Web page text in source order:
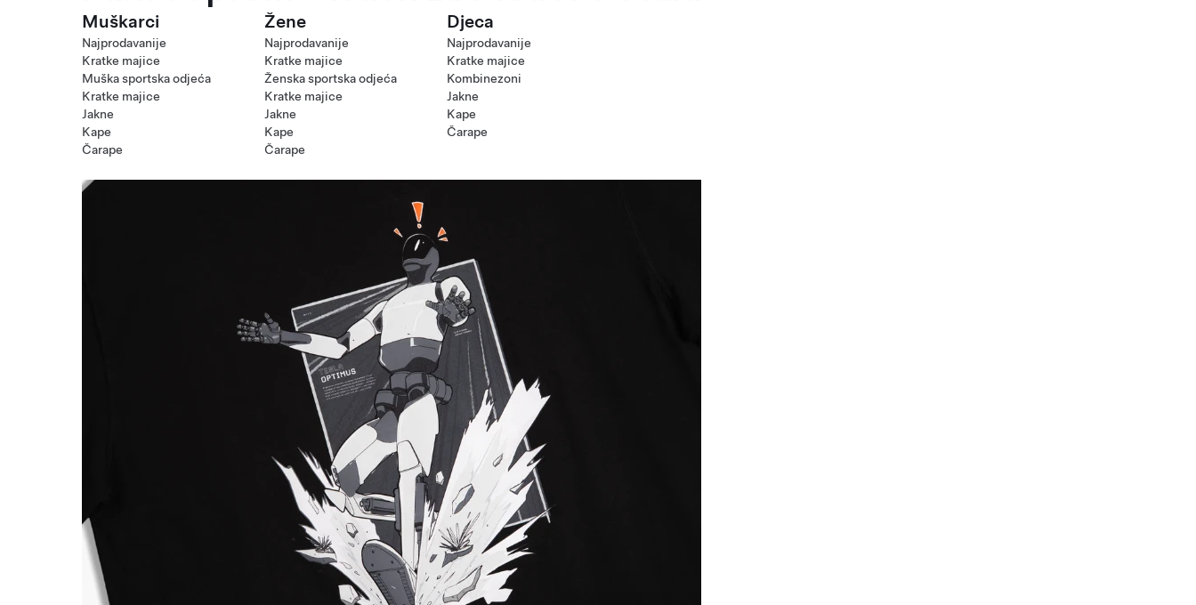
Muškarci
Najprodavanije
Kratke majice
Muška sportska odjeća
Kratke majice
Jakne
Kape
Čarape
Žene
Najprodavanije
Kratke majice
Ženska sportska odjeća
Kratke majice
Jakne
Kape
Čarape
Djeca
Najprodavanije
Kratke majice
Kombinezoni
Jakne
Kape
Čarape